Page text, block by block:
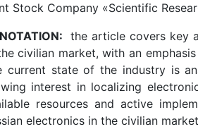
Stock Company «Scientific
the article covers key
civilian market, with an
current state of the industry is
interest in localizing
resources and active
electronics in the civilian